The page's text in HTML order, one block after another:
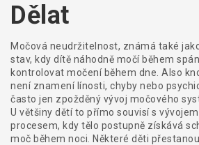
Dělat
Močová neudržitelnost, známá také
stav, kdy dítě náhodně močí během
kontrolovat močení během dne . Also
není znamení línosti, chyby nebo
často jen zpožděný vývoj močového
U většiny dětí to přímo souvisí s
procesem, kdy tělo postupně získává
moč během noci
Některé děti